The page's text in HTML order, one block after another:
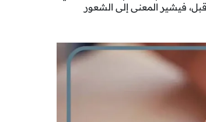
فيشير المعنى إلى الشعور